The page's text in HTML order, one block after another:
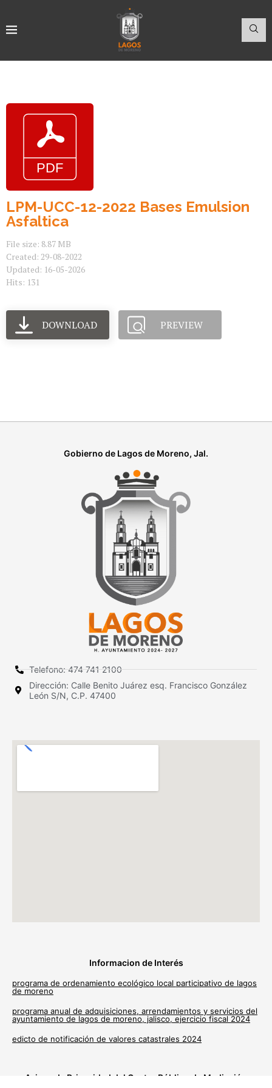
LPM-UCC-12-2022 Bases Emulsion
Asfaltica
File size: 8.87 MB
Created: 29-08-2022
Updated: 16-05-2026
Hits: 131
DOWNLOAD PREVIEW
Gobierno de Lagos de Moreno, Jal.
Telefono: 474 741 2100
Dirección: Calle Benito Juárez esq. Francisco González
León S/N, C.P. 47400
Informacion de Interés
programa de ordenamiento ecológico local participativo de lagos
de moreno
programa anual de adquisiciones, arrendamientos y servicios del
ayuntamiento de lagos de moreno, jalisco, ejercicio fiscal 2024
edicto de notificación de valores catastrales 2024
Avisos de Privacidad del Centro Público de Mediación